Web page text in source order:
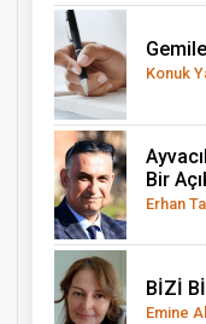
Konuk
Bir
Erhan
BİZİ
Emine